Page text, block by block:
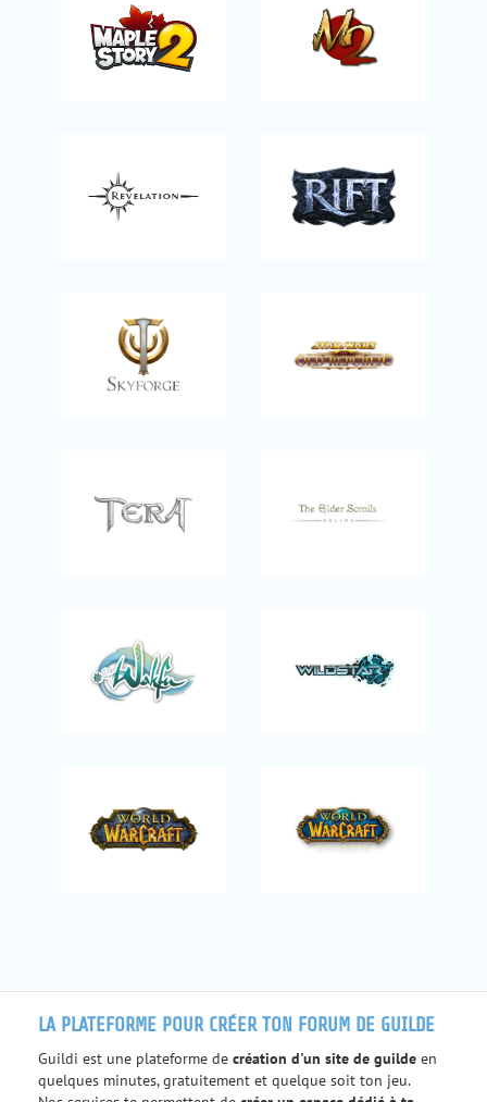
LA PLATEFORME POUR CRÉER TON FORUM DE GUILDE
Guildi est une plateforme de création d'un site de guilde en
quelques minutes, gratuitement et quelque soit ton jeu.